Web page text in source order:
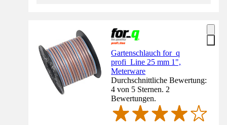
Gartenschlauch for_q
profi_Line 25 mm 1",
Meterware
Durchschnittliche Bewertung:
4 von 5 Sternen. 2
Bewertungen.